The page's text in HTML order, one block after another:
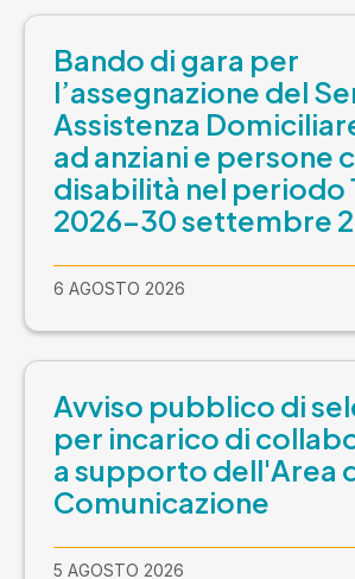
Bando di gara per
l’assegnazione del
Assistenza
ad anziani e persone
disabilità nel periodo
2026-30 settembre
6 AGOSTO 2026
Avviso pubblico di
per incarico di
a supporto dell'Area
Comunicazione
5 AGOSTO 2026